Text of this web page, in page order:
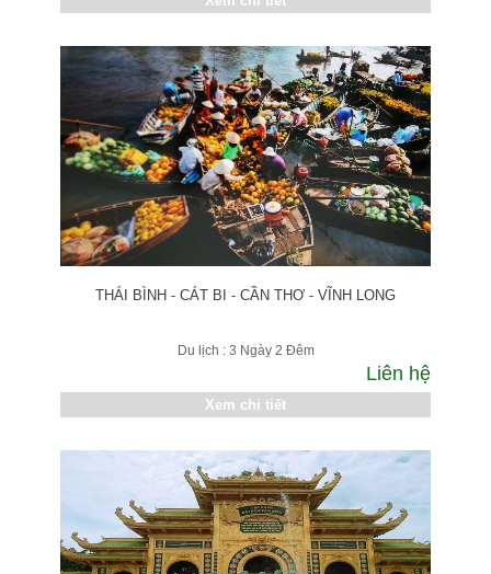
THÁI BÌNH - CÁT BI - CẦN THƠ - VĨNH LONG
Du lịch : 3 Ngày 2 Đêm
Liên hệ
Xem chi tiết